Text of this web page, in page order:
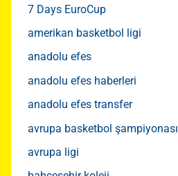
7 Days EuroCup
amerikan basketbol ligi
anadolu efes
anadolu efes haberleri
anadolu efes transfer
avrupa basketbol şampiyonası
avrupa ligi